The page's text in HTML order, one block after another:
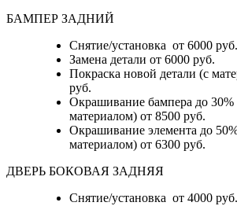
БАМПЕР ЗАДНИЙ
Снятие/установка от 6000 руб.
Замена детали от 6000 руб.
Покраска новой детали (с
руб.
Окрашивание бампера до 30%
материалом) от 8500 руб.
Окрашивание элемента до
материалом) от 6300 руб.
ДВЕРЬ БОКОВАЯ ЗАДНЯЯ
Снятие/установка от 4000 руб.